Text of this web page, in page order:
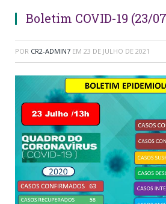
Boletim COVID-19 (23/
POR CR2-ADMIN7 EM 23 DE JULHO DE 2021